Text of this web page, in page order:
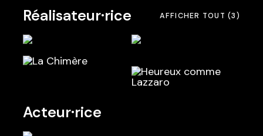
Réalisateur·rice AFFICHER TOUT (3)
Acteur·rice